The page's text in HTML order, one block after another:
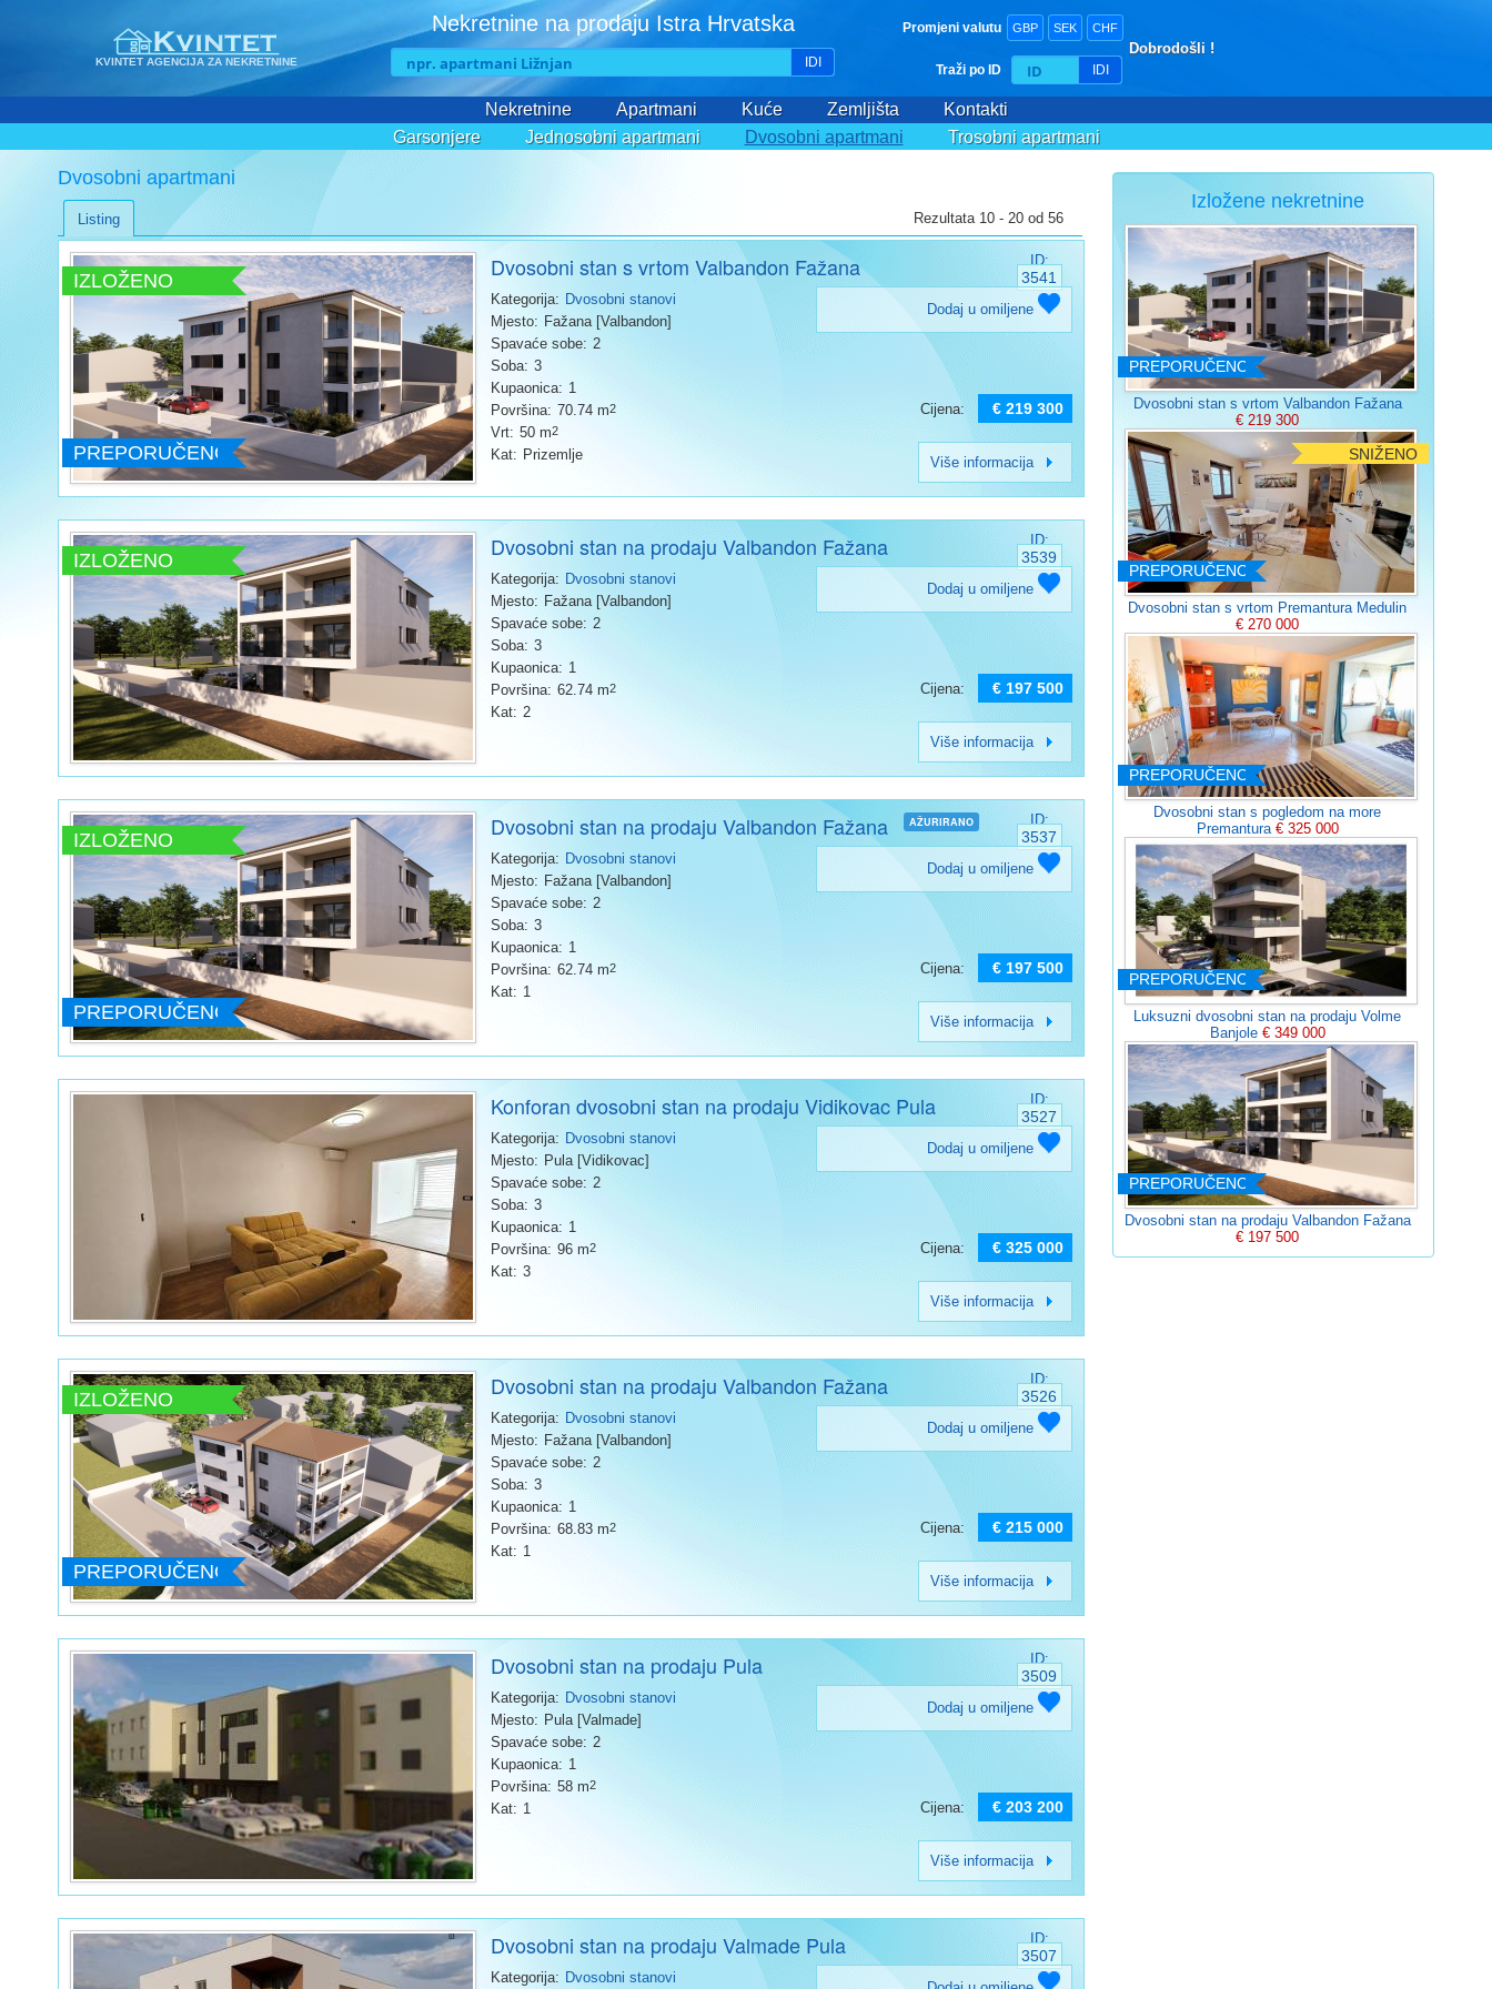
KVINTET AGENCIJA ZA NEKRETNINE
Nekretnine na prodaju Istra Hrvatska
IDI
Promjeni valutu GBP SEK CHF
Traži po ID IDI
Dobrodošli !
Nekretnine Apartmani Kuće Zemljišta
Kontakti
Garsonjere
Jednosobni apartmani Dvosobni apartmani Trosobni apartmani
Dvosobni apartmani
Listing Rezultata 10 - 20 od 56
PREPORUČENO
IZLOŽENO Dvosobni stan s vrtom Valbandon Fažana ID:
3541
Kategorija: Dvosobni stanovi
Mjesto: Fažana [Valbandon]
Spavaće sobe: 2
Soba: 3
Kupaonica: 1
Površina: 70.74 m2
Vrt: 50 m2
Kat: Prizemlje
Dodaj u omiljene
Cijena: € 219 300
Više informacija
IZLOŽENO Dvosobni stan na prodaju Valbandon Fažana ID:
3539
Kategorija: Dvosobni stanovi
Mjesto: Fažana [Valbandon]
Spavaće sobe: 2
Soba: 3
Kupaonica: 1
Površina: 62.74 m2
Kat: 2
Dodaj u omiljene
Cijena: € 197 500
Više informacija
PREPORUČENO
IZLOŽENO Dvosobni stan na prodaju Valbandon Fažana AŽURIRANO ID:
3537
Kategorija: Dvosobni stanovi
Mjesto: Fažana [Valbandon]
Spavaće sobe: 2
Soba: 3
Kupaonica: 1
Površina: 62.74 m2
Kat: 1
Dodaj u omiljene
Cijena: € 197 500
Više informacija
Konforan dvosobni stan na prodaju Vidikovac Pula ID:
3527
Kategorija: Dvosobni stanovi
Mjesto: Pula [Vidikovac]
Spavaće sobe: 2
Soba: 3
Kupaonica: 1
Površina: 96 m2
Kat: 3
Dodaj u omiljene
Cijena: € 325 000
Više informacija
PREPORUČENO
IZLOŽENO Dvosobni stan na prodaju Valbandon Fažana ID:
3526
Kategorija: Dvosobni stanovi
Mjesto: Fažana [Valbandon]
Spavaće sobe: 2
Soba: 3
Kupaonica: 1
Površina: 68.83 m2
Kat: 1
Dodaj u omiljene
Cijena: € 215 000
Više informacija
Dvosobni stan na prodaju Pula ID:
3509
Kategorija: Dvosobni stanovi
Mjesto: Pula [Valmade]
Spavaće sobe: 2
Kupaonica: 1
Površina: 58 m2
Kat: 1
Dodaj u omiljene
Cijena: € 203 200
Više informacija
Dvosobni stan na prodaju Valmade Pula ID:
3507
Kategorija: Dvosobni stanovi
Izložene nekretnine
PREPORUČENO
Dvosobni stan s vrtom Valbandon Fažana
€ 219 300
SNIŽENO
PREPORUČENO
Dvosobni stan s vrtom Premantura Medulin
€ 270 000
PREPORUČENO
Dvosobni stan s pogledom na more
Premantura € 325 000
PREPORUČENO
Luksuzni dvosobni stan na prodaju Volme
Banjole € 349 000
PREPORUČENO
Dvosobni stan na prodaju Valbandon Fažana
€ 197 500